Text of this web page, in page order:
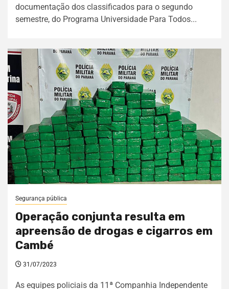
documentação dos classificados para o segundo
semestre, do Programa Universidade Para Todos...
Segurança pública
Operação conjunta resulta em
apreensão de drogas e cigarros em
Cambé
31/07/2023
As equipes policiais da 11ª Companhia Independente